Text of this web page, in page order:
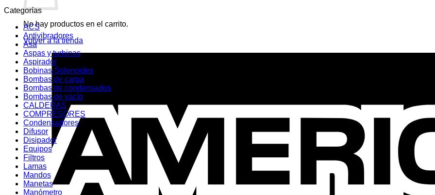
No hay productos en el carrito.
Volver a la tienda
Categorías
ACS
Antivibradores
Asa
Aspas y turbinas
Aspirador
Bobinas-Solenoides
Bombas de carga
Bombas de condensados
Bombas de vacío
CALDERAS
COMPRESORES
Condensadores
Difusor
Disipador
Equipos
Filtros
Lamas
Mandos
Manetas
Manómetro